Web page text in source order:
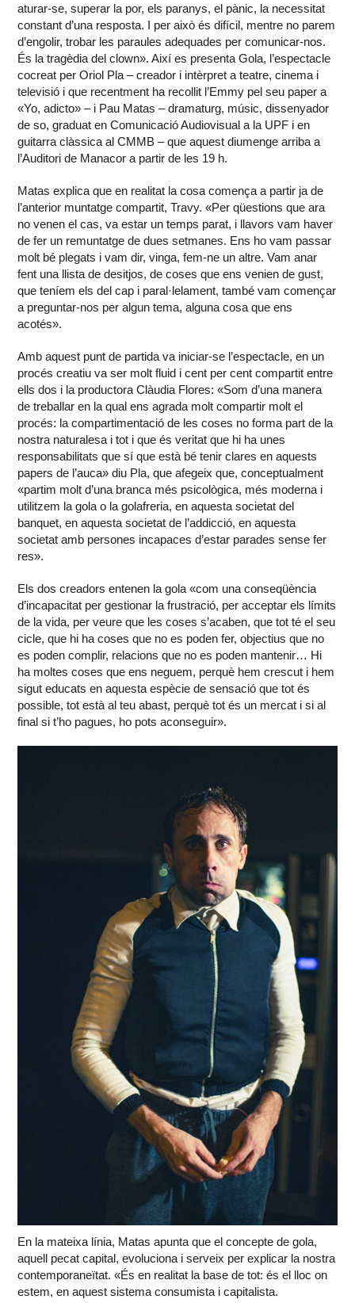
aturar-se, superar la por, els paranys, el pànic, la necessitat
constant d’una resposta. I per això és difícil, mentre no parem
d’engolir, trobar les paraules adequades per comunicar-nos.
És la tragèdia del clown». Així es presenta Gola, l’espectacle
cocreat per Oriol Pla – creador i intèrpret a teatre, cinema i
televisió i que recentment ha recollit l’Emmy pel seu paper a
«Yo, adicto» – i Pau Matas – dramaturg, músic, dissenyador
de so, graduat en Comunicació Audiovisual a la UPF i en
guitarra clàssica al CMMB – que aquest diumenge arriba a
l’Auditori de Manacor a partir de les 19 h.
Matas explica que en realitat la cosa comença a partir ja de
l’anterior muntatge compartit, Travy. «Per qüestions que ara
no venen el cas, va estar un temps parat, i llavors vam haver
de fer un remuntatge de dues setmanes. Ens ho vam passar
molt bé plegats i vam dir, vinga, fem-ne un altre. Vam anar
fent una llista de desitjos, de coses que ens venien de gust,
que teníem els del cap i paral·lelament, també vam començar
a preguntar-nos per algun tema, alguna cosa que ens
acotés».
Amb aquest punt de partida va iniciar-se l’espectacle, en un
procés creatiu va ser molt fluid i cent per cent compartit entre
ells dos i la productora Clàudia Flores: «Som d’una manera
de treballar en la qual ens agrada molt compartir molt el
procés: la compartimentació de les coses no forma part de la
nostra naturalesa i tot i que és veritat que hi ha unes
responsabilitats que sí que està bé tenir clares en aquests
papers de l’auca» diu Pla, que afegeix que, conceptualment
«partim molt d’una branca més psicològica, més moderna i
utilitzem la gola o la golafreria, en aquesta societat del
banquet, en aquesta societat de l’addicció, en aquesta
societat amb persones incapaces d’estar parades sense fer
res».
Els dos creadors entenen la gola «com una conseqüència
d’incapacitat per gestionar la frustració, per acceptar els límits
de la vida, per veure que les coses s’acaben, que tot té el seu
cicle, que hi ha coses que no es poden fer, objectius que no
es poden complir, relacions que no es poden mantenir… Hi
ha moltes coses que ens neguem, perquè hem crescut i hem
sigut educats en aquesta espècie de sensació que tot és
possible, tot està al teu abast, perquè tot és un mercat i si al
final si t’ho pagues, ho pots aconseguir».
En la mateixa línia, Matas apunta que el concepte de gola,
aquell pecat capital, evoluciona i serveix per explicar la nostra
contemporaneïtat. «És en realitat la base de tot: és el lloc on
estem, en aquest sistema consumista i capitalista.